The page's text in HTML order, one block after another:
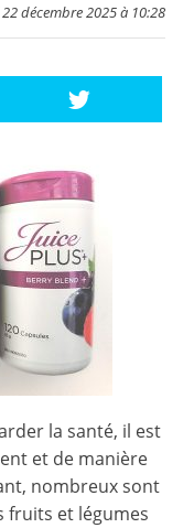
décembre 2025 à 10:28
la santé, il est
et de manière
nombreux sont
fruits et légumes